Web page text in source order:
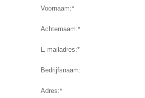
Voornaam:*
Achternaam:*
E-mailadres:*
Bedrijfsnaam:
Adres:*